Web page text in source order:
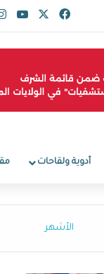
فيسبوك
أدوية ولقاحات
الأشهر